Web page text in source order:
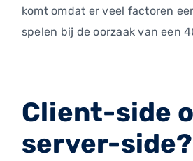
komt omdat er veel factoren
spelen bij de oorzaak van een
Client-side
server-side?